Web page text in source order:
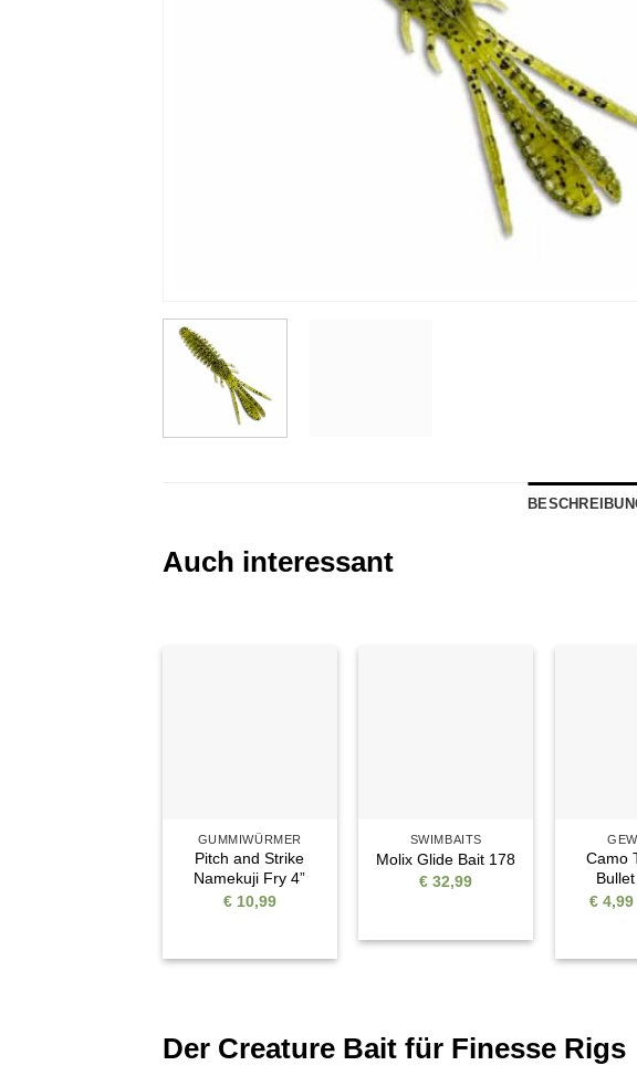
Auch interessant
GUMMIWÜRMER
Pitch and Strike
Namekuji Fry 4”
€10,99
SWIMBAITS
Molix Glide Bait 178
€ 32,99
Camo
€4,99
Der Creature Bait für Finesse Rigs